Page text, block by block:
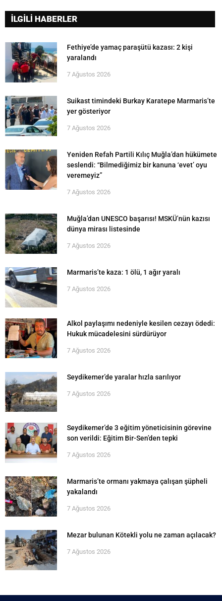
İLGİLİ HABERLER
Fethiye’de yamaç paraşütü kazası: 2 kişi
yaralandı
7 Ağustos 2026
Suikast timindeki Burkay Karatepe Marmaris’te
yer gösteriyor
7 Ağustos 2026
Yeniden Refah Partili Kılıç Muğla’dan hükümete
seslendi: “Bilmediğimiz bir kanuna ‘evet’ oyu
veremeyiz”
7 Ağustos 2026
Muğla’dan UNESCO başarısı! MSKÜ’nün kazısı
dünya mirası listesinde
7 Ağustos 2026
Marmaris’te kaza: 1 ölü, 1 ağır yaralı
7 Ağustos 2026
Alkol paylaşımı nedeniyle kesilen cezayı ödedi:
Hukuk mücadelesini sürdürüyor
7 Ağustos 2026
Seydikemer’de yaralar hızla sarılıyor
7 Ağustos 2026
Seydikemer’de 3 eğitim yöneticisinin görevine
son verildi: Eğitim Bir-Sen’den tepki
7 Ağustos 2026
Marmaris’te ormanı yakmaya çalışan şüpheli
yakalandı
7 Ağustos 2026
Mezar bulunan Kötekli yolu ne zaman açılacak?
7 Ağustos 2026